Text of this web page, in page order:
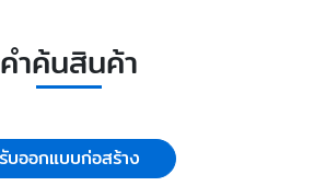
คำค้นสินค้า
รับออกแบบก่อสร้าง